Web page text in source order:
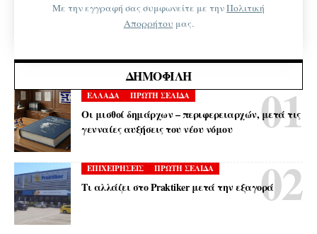
Με την εγγραφή σας συμφωνείτε με τηνΠολιτική
Απορρήτου μας.
ΔΗΜΟΦΙΛΉ
ΕΛΛΑΔΑ ΠΡΩΤΗ ΣΕΛΙΔΑ
Οι μισθοί δημάρχων – περιφερειαρχών, μετά τις
γενναίες αυξήσεις του νέου νόμου
ΕΠΙΧΕΙΡΗΣΕΙΣ ΠΡΩΤΗ ΣΕΛΙΔΑ
Τι αλλάζει στο Praktiker μετά την εξαγορά